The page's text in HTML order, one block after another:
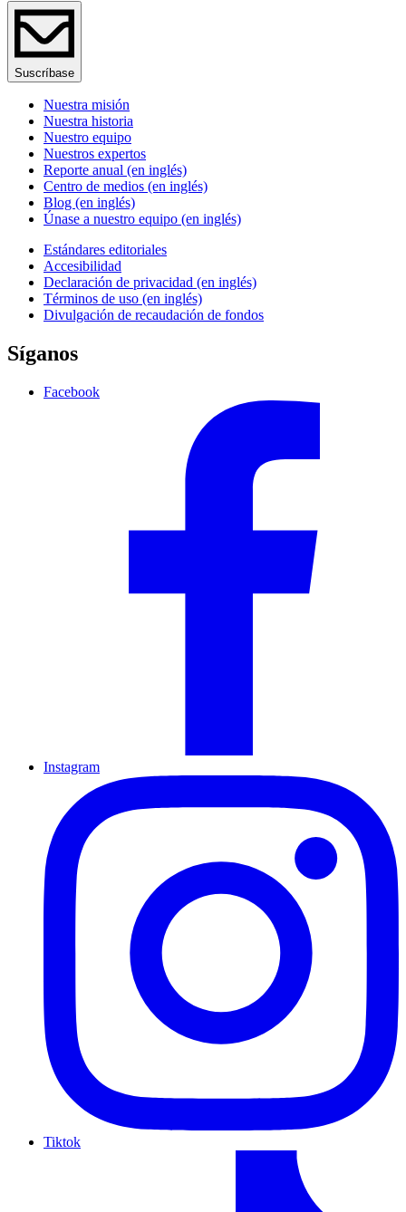
Suscríbase
Nuestra misión
Nuestra historia
Nuestro equipo
Nuestros expertos
Reporte anual (en inglés)
Centro de medios (en inglés)
Blog (en inglés)
Únase a nuestro equipo (en inglés)
Estándares editoriales
Accesibilidad
Declaración de privacidad (en inglés)
Términos de uso (en inglés)
Divulgación de recaudación de fondos
Síganos
Facebook
Instagram
Tiktok